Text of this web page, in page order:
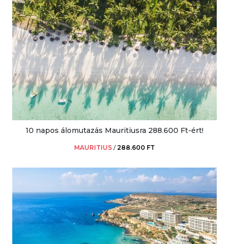
10 napos álomutazás Mauritiusra 288.600 Ft-ért!
MAURITIUS /288.600 FT